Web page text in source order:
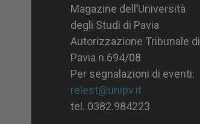
Magazine dell’Università
degli Studi di Pavia
Autorizzazione Tribunale di
Pavia n.694/08
Per segnalazioni di eventi:
relest@unipv.it
tel. 0382.984223